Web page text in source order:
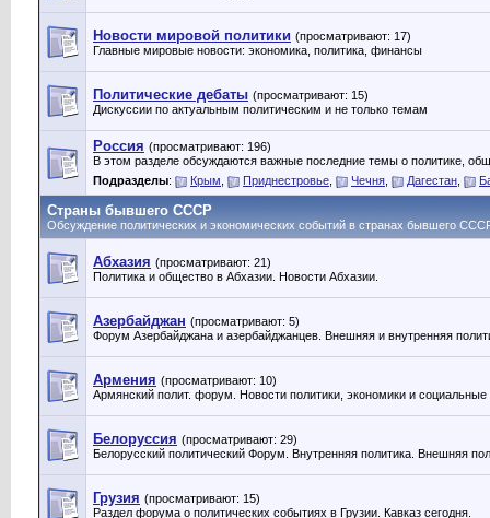
Новости мировой политики (просматривают: 17)
Главные мировые новости: экономика, политика, финансы
Политические дебаты (просматривают: 15)
Дискуссии по актуальным политическим и не только темам
Россия (просматривают: 196)
В этом разделе обсуждаются важные последние темы о политике,
Подразделы: Крым Приднестровье Чечня Дагестан
Страны бывшего СССР
Обсуждение политических и экономических событий в странах бывшего
Абхазия (просматривают: 21)
Политика и общество в Абхазии. Новости Абхазии.
Азербайджан (просматривают: 5)
Форум Азербайджана и азербайджанцев. Внешняя и внутренняя
Армения (просматривают: 10)
Армянский полит. форум. Новости политики, экономики и
Белоруссия (просматривают: 29)
Белорусский политический Форум. Внутренняя политика. Внешняя
Грузия (просматривают: 15)
Раздел форума о политических событиях в Грузии. Кавказ сегодня.